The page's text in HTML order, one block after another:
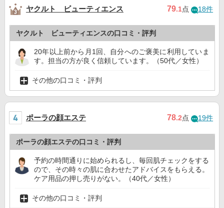
ヤクルト ビューティエンス 79.1点 18件
ヤクルト ビューティエンスの口コミ・評判
20年以上前から月1回、自分へのご褒美に利用していま
す。担当の方が良く信頼しています。（50代／女性）
その他の口コミ・評判
ポーラの顔エステ 78.2点 19件
ポーラの顔エステの口コミ・評判
予約の時間通りに始められるし、毎回肌チェックをする
ので、その時々の肌に合わせたアドバイスをもらえる。
ケア用品の押し売りがない。（40代／女性）
その他の口コミ・評判